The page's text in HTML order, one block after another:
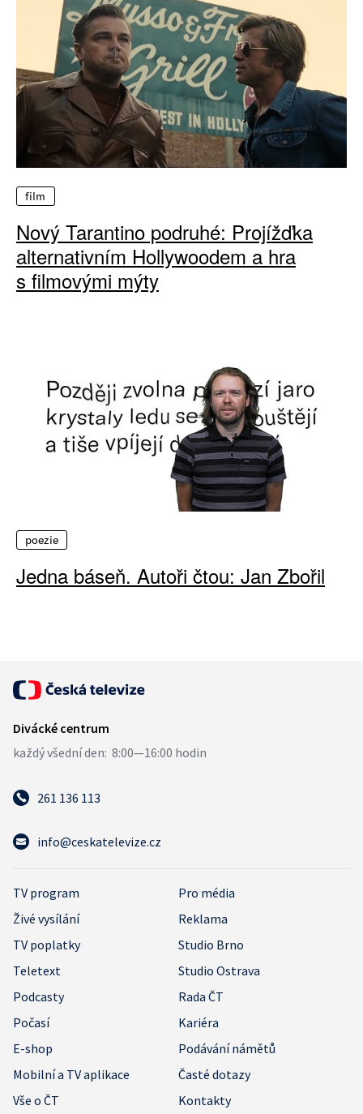
film
Nový Tarantino podruhé: Projížďka
alternativním Hollywoodem a hra
s filmovými mýty
poezie
Jedna báseň. Autoři čtou: Jan Zbořil
261 136 113
info@ceskatelevize.cz
TV program
Pro média
Živé vysílání
Reklama
TV poplatky
Studio Brno
Teletext
Studio Ostrava
Podcasty
Rada ČT
Počasí
Kariéra
E-shop
Podávání námětů
Mobilní a TV aplikace
Časté dotazy
Vše o ČT
Kontakty